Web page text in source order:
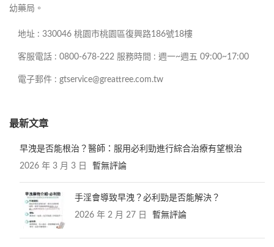
幼藥局。
地址 : 330046 桃園市桃園區復興路186號18樓
客服電話 : 0800-678-222 服務時間 : 週一~週五 09:00~17:00
電子郵件 : gtservice@greattree.com.tw
最新文章
早洩是否能根治？醫師：服用必利勁進行綜合治療有望根治
2026 年 3 月 3 日 暫無評論
手淫會導致早洩？必利勁是否能解決？
2026 年 2 月 27 日 暫無評論